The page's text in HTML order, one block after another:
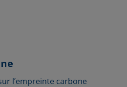
l’empreinte carbone